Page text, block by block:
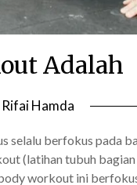
Adalah
Rifai Hamda
selalu berfokus pada
(latihan tubuh bagian
workout ini